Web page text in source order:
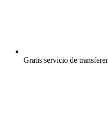
Gratis servicio de